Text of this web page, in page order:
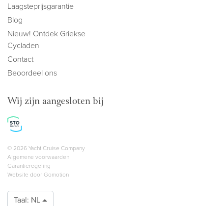
Laagsteprijsgarantie
Blog
Nieuw! Ontdek Griekse
Cycladen
Contact
Beoordeel ons
Wij zijn aangesloten bij
Copyright navigation
© 2026 Yacht Cruise Company
Algemene voorwaarden
Garantieregeling
Website door Gomotion
Taal: NL